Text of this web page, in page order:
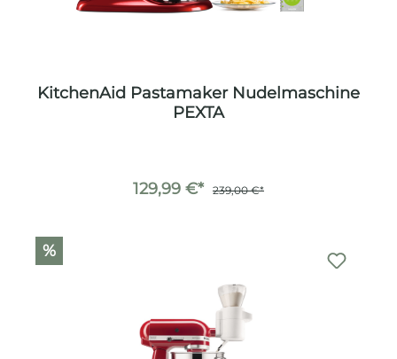
KitchenAid Pastamaker Nudelmaschine
PEXTA
129,99 €* 239,00 €*
%